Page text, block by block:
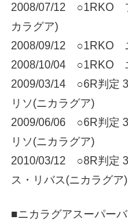
2008/07/12 ○1RKO
カラグア)
2008/09/12 ○1RKO
2008/10/04 ○1RKO
2009/03/14 ○6R判定
リソ(ニカラグア)
2009/06/06 ○6R判定
リソ(ニカラグア)
2010/03/12 ○8R判定
ス・リバス(ニカラグア)
■ニカラグアスーパー